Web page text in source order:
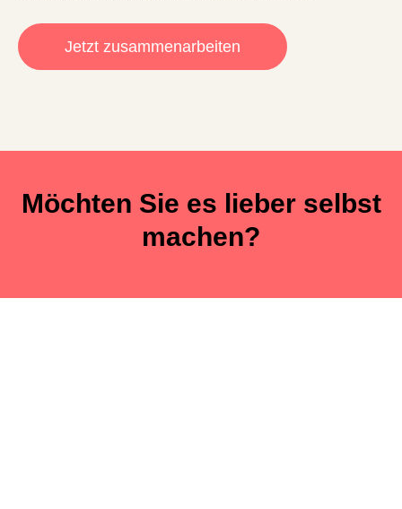
Jetzt zusammenarbeiten
Möchten Sie es lieber selbst
machen?